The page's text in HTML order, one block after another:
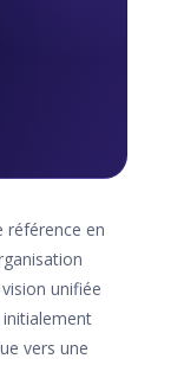
référence en
unifiée
vers une